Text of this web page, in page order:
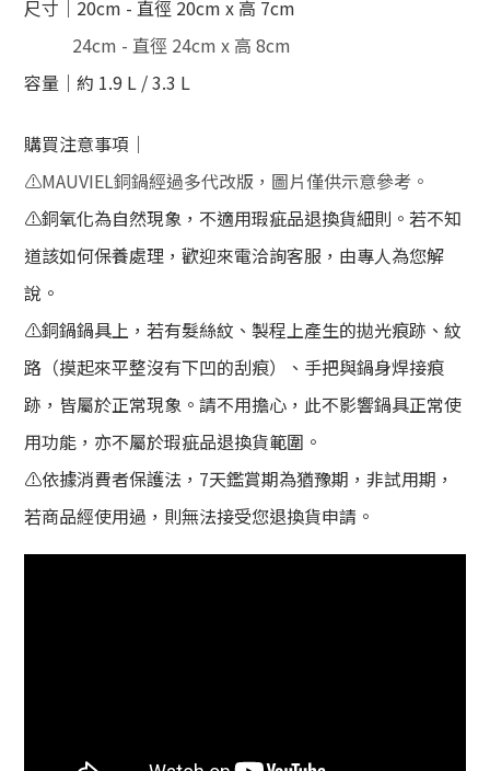
尺寸｜20cm - 直徑 20cm x 高 7cm
24cm - 直徑 24cm x 高 8cm
容量｜約 1.9 L / 3.3 L
購買注意事項｜
⚠️MAUVIEL銅鍋經過多代改版，圖片僅供示意參考。
⚠️銅氧化為自然現象，不適用瑕疵品退換貨細則。若不知
道該如何保養處理，歡迎來電洽詢客服，由專人為您解
說。
⚠️銅鍋鍋具上，若有髮絲紋、製程上產生的拋光痕跡、紋
路（摸起來平整沒有下凹的刮痕）、手把與鍋身焊接痕
跡，皆屬於正常現象。請不用擔心，此不影響鍋具正常使
用功能，亦不屬於瑕疵品退換貨範圍。
⚠️依據消費者保護法，7天鑑賞期為猶豫期，非試用期，
若商品經使用過，則無法接受您退換貨申請。